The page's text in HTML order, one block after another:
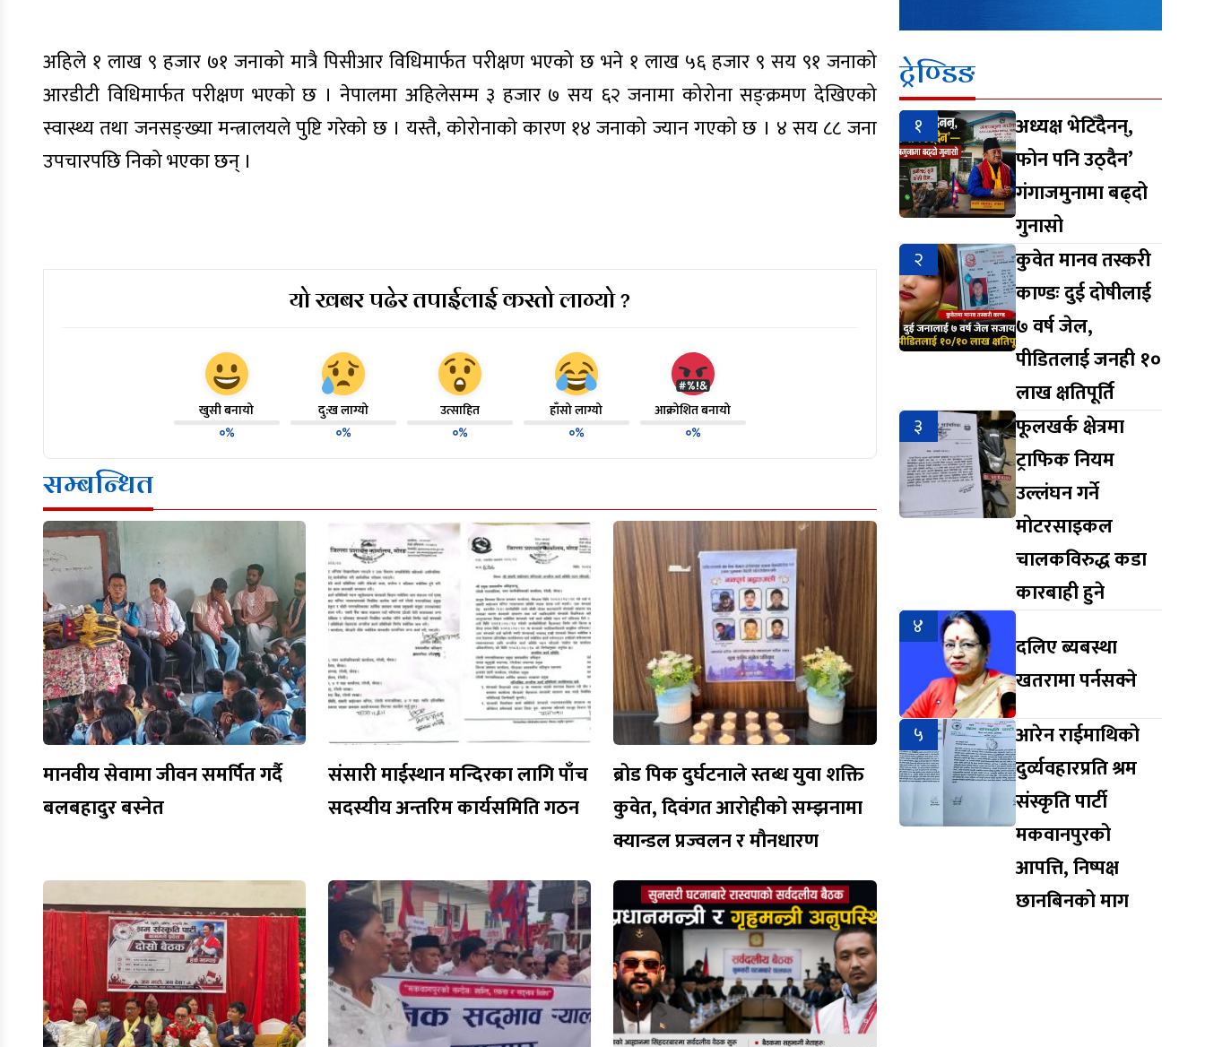
अहिले १ लाख ९ हजार ७१ जनाको मात्रै पिसीआर विधिमार्फत परीक्षण भएको छ भने १ लाख ५६ हजार ९ सय ९१ जनाको
आरडीटी विधिमार्फत परीक्षण भएको छ । नेपालमा अहिलेसम्म ३ हजार ७ सय ६२ जनामा कोरोना सङ्क्रमण देखिएको
स्वास्थ्य तथा जनसङ्ख्या मन्त्रालयले पुष्टि गरेको छ । यस्तै, कोरोनाकाे कारण १४ जनाको ज्यान गएको छ । ४ सय ८८ जना
उपचारपछि निको भएका छन् ।
यो खबर पढेर तपाईलाई कस्तो लाग्यो ?
खुसी बनायो
०%
दु:ख लाग्यो
०%
उत्साहित
०%
हाँसो लाग्यो
०%
आक्रोशित बनायो
०%
सम्बन्धित
मानवीय सेवामा जीवन समर्पित गर्दै
बलबहादुर बस्नेत
संसारी माईस्थान मन्दिरका लागि पाँच
सदस्यीय अन्तरिम कार्यसमिति गठन
ब्रोड पिक दुर्घटनाले स्तब्ध युवा शक्ति
कुवेत, दिवंगत आरोहीको सम्झनामा
क्यान्डल प्रज्वलन र मौनधारण
ट्रेण्डिङ
१
अध्यक्ष भेटिँदैनन्,
फोन पनि उठ्दैन’
गंगाजमुनामा बढ्दो
गुनासो
२
कुवेत मानव तस्करी
काण्डः दुई दोषीलाई
७ वर्ष जेल,
पीडितलाई जनही १०
लाख क्षतिपूर्ति
३
फूलखर्क क्षेत्रमा
ट्राफिक नियम
उल्लंघन गर्ने
मोटरसाइकल
चालकविरुद्ध कडा
कारबाही हुने
४
दलिए ब्यबस्था
खतरामा पर्नसक्ने
५
आरेन राईमाथिको
दुर्व्यवहारप्रति श्रम
संस्कृति पार्टी
मकवानपुरको
आपत्ति, निष्पक्ष
छानबिनको माग